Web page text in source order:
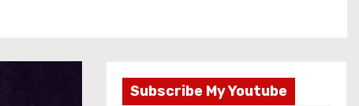
Subscribe My Youtube